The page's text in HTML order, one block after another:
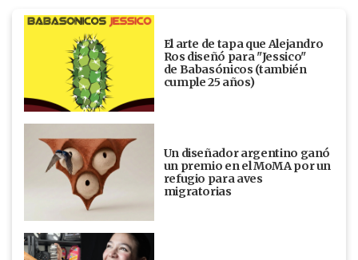
El arte de tapa que Alejandro
Ros diseñó para "Jessico"
de Babasónicos (también
cumple 25 años)
Un diseñador argentino ganó
un premio en el MoMA por un
refugio para aves
migratorias